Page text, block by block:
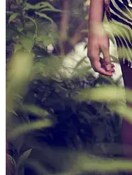
Uniques
Projects